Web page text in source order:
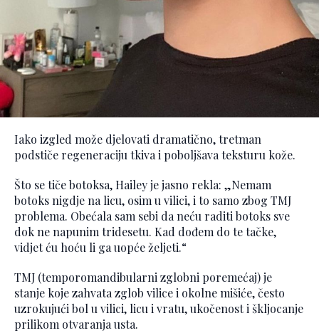
Iako izgled može djelovati dramatično, tretman
podstiče regeneraciju tkiva i poboljšava teksturu kože.
Što se tiče botoksa, Hailey je jasno rekla: „Nemam
botoks nigdje na licu, osim u vilici, i to samo zbog TMJ
problema. Obećala sam sebi da neću raditi botoks sve
dok ne napunim tridesetu. Kad dođem do te tačke,
vidjet ću hoću li ga uopće željeti.“
TMJ (temporomandibularni zglobni poremećaj) je
stanje koje zahvata zglob vilice i okolne mišiće, često
uzrokujući bol u vilici, licu i vratu, ukočenost i škljocanje
prilikom otvaranja usta.